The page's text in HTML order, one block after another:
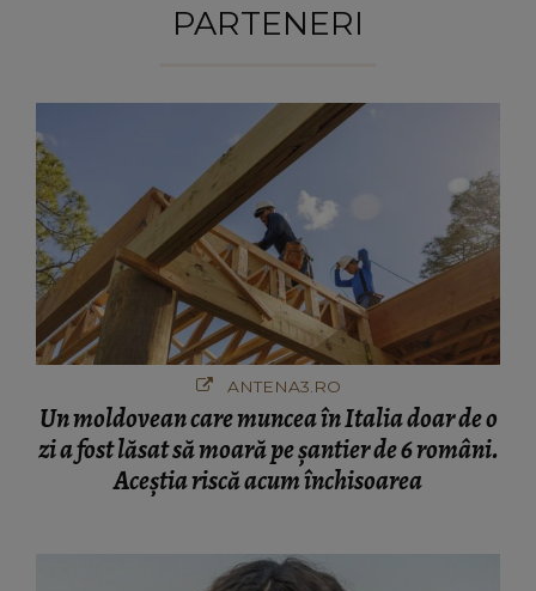
PARTENERI
ANTENA3.RO
Un moldovean care muncea în Italia doar de o
zi a fost lăsat să moară pe şantier de 6 români.
Aceștia riscă acum închisoarea